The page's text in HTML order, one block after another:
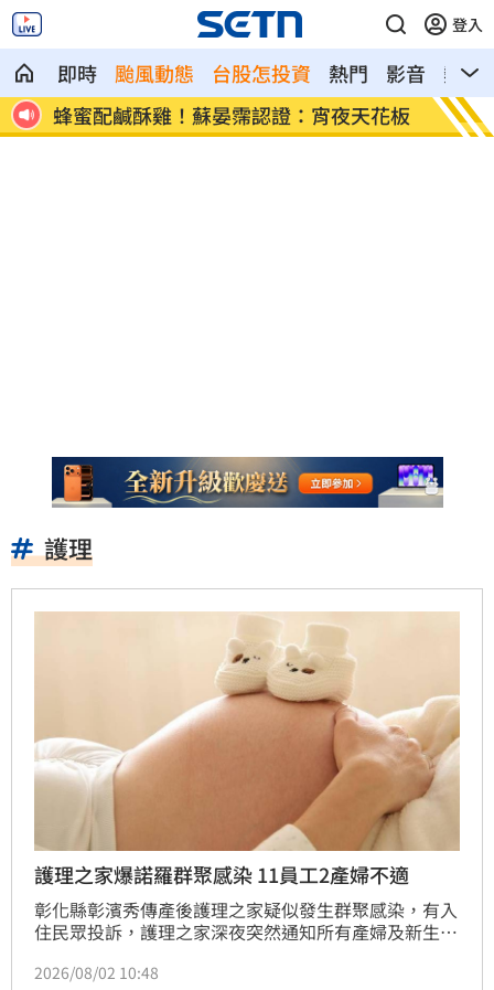
登入
即時 颱風動態 台股怎投資 熱門 影音
熱搜
板
獨／鬼門開當心鬼上身 鬼月17禁忌一次
看
鄭麗
話
護理
護理之家爆諾羅群聚感染 11員工2產婦不適
彰化縣彰濱秀傳產後護理之家疑似發生群聚感染，有入
住民眾投訴，護理之家深夜突然通知所有產婦及新生兒
費及賠償方案均未說明，引發不滿。彰化縣衛生局2日
2026/08/02 10:48